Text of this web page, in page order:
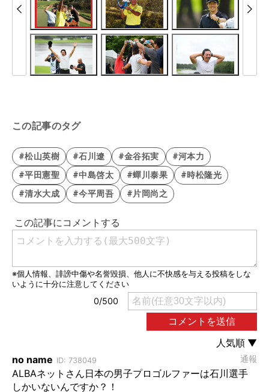
この記事のタグ
#松山英樹 #石川遼 #金谷拓実
#河本力
#平田憲聖
#中島啓太 #蟬川泰果
#時松隆光
#清水大成
#今平周吾 #片岡尚之